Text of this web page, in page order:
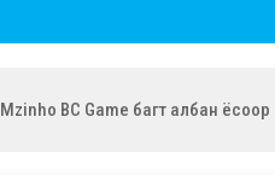
УИХ-ын гишүүн Ч.Ундрамын экс